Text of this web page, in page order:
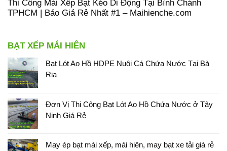
Thi Công Mái Xếp Bạt Kéo Di Động Tại Bình Chánh
TPHCM | Báo Giá Rẻ Nhất #1 – Maihienche.com
BẠT XẾP MÁI HIÊN
Bạt Lót Ao Hồ HDPE Nuôi Cá Chứa Nước Tại Bà
Rịa
Đơn Vị Thi Công Bạt Lót Ao Hồ Chứa Nước ở Tây
Ninh Giá Rẻ
May ép bạt mái xếp, mái hiên, may bạt xe tải giá rẻ